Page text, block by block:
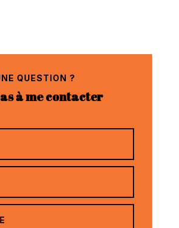
QUESTION ?
à me contacter